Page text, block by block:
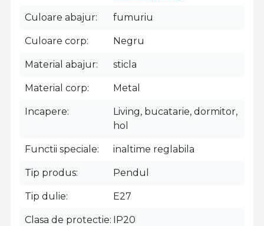
Culoare abajur fumuriu
Culoare corp Negru
Material abajur sticla
Material corp Metal
Incapere
Living, bucatarie, dormitor,
hol
Functii speciale inaltime reglabila
Tip produs Pendul
Tip dulie E27
Clasa de protectie IP20